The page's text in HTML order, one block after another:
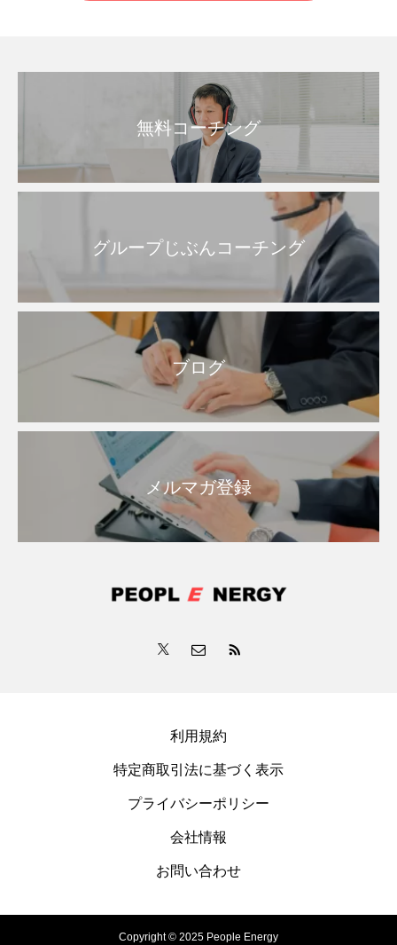
無料コーチング
グループじぶんコーチング
ブログ
メルマガ登録
利用規約
特定商取引法に基づく表示
プライバシーポリシー
会社情報
お問い合わせ
Copyright © 2025 People Energy